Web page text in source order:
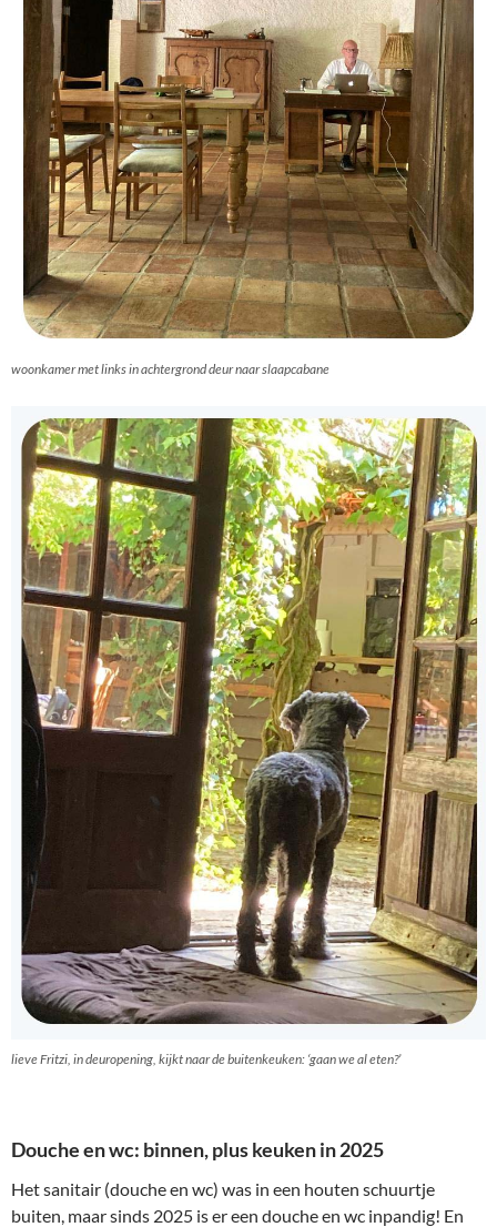
woonkamer met links in achtergrond deur naar slaapcabane
lieve Fritzi, in deuropening, kijkt naar de buitenkeuken: ‘gaan we al eten?’
Douche en wc: binnen, plus keuken in 2025
Het sanitair (douche en wc) was in een houten schuurtje
buiten, maar sinds 2025 is er een douche en wc inpandig! En